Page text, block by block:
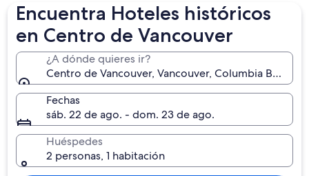
Encuentra Hoteles históricos
en Centro de Vancouver
¿A dónde quieres ir?
Centro de Vancouver, Vancouver, Columbia
Fechas
sáb. 22 de ago. - dom. 23 de ago.
Huéspedes
2 personas, 1 habitación